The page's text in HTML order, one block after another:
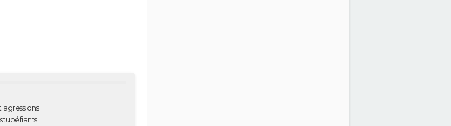
agressions